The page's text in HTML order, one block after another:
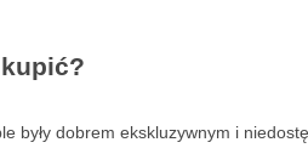
były dobrem ekskluzywnym i